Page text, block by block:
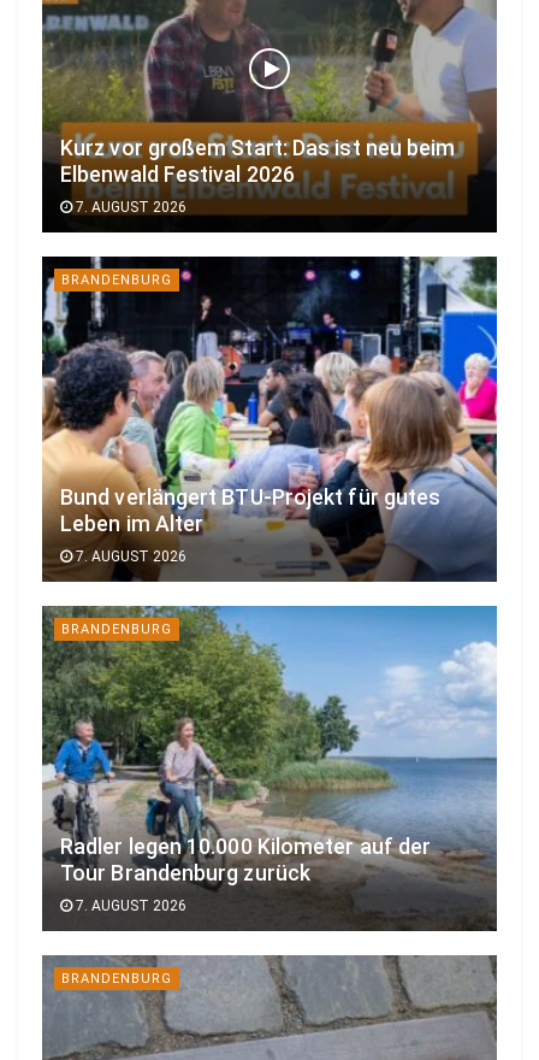
Kurz vor großem Start: Das ist neu beim
Elbenwald Festival 2026
7. AUGUST 2026
BRANDENBURG
Bund verlängert BTU-Projekt für gutes
Leben im Alter
7. AUGUST 2026
BRANDENBURG
Radler legen 10.000 Kilometer auf der
Tour Brandenburg zurück
7. AUGUST 2026
BRANDENBURG